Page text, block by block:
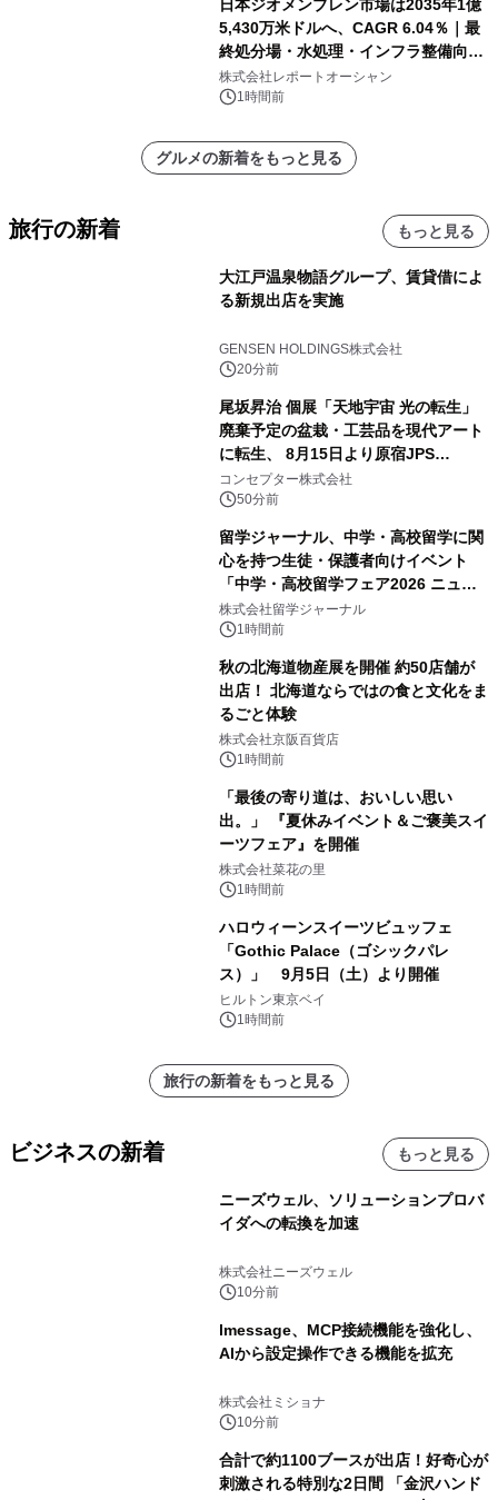
日本ジオメンブレン市場は2035年1億
5,430万米ドルへ、CAGR 6.04％｜最
終処分場・水処理・インフラ整備向け
需要拡大
株式会社レポートオーシャン
1時間前
グルメの新着をもっと見る
旅行の新着 もっと見る
大江戸温泉物語グループ、賃貸借によ
る新規出店を実施
GENSEN HOLDINGS株式会社
20分前
尾坂昇治 個展「天地宇宙 光の転生」
廃棄予定の盆栽・工芸品を現代アート
に転生、 8月15日より原宿JPS
Galleryにて約30点を展示
コンセプター株式会社
50分前
留学ジャーナル、中学・高校留学に関
心を持つ生徒・保護者向けイベント
「中学・高校留学フェア2026 ニュー
ジーランド＆オーストラリア」を
9/12(土)に開催
株式会社留学ジャーナル
1時間前
秋の北海道物産展を開催 約50店舗が
出店！ 北海道ならではの食と文化をま
るごと体験
株式会社京阪百貨店
1時間前
「最後の寄り道は、おいしい思い
出。」 『夏休みイベント＆ご褒美スイ
ーツフェア』を開催
株式会社菜花の里
1時間前
ハロウィーンスイーツビュッフェ
「Gothic Palace（ゴシックパレ
ス）」 9月5日（土）より開催
ヒルトン東京ベイ
1時間前
旅行の新着をもっと見る
ビジネスの新着 もっと見る
ニーズウェル、ソリューションプロバ
イダへの転換を加速
株式会社ニーズウェル
10分前
lmessage、MCP接続機能を強化し、
AIから設定操作できる機能を拡充
株式会社ミショナ
10分前
合計で約1100ブースが出店！好奇心が
刺激される特別な2日間 「金沢ハンド